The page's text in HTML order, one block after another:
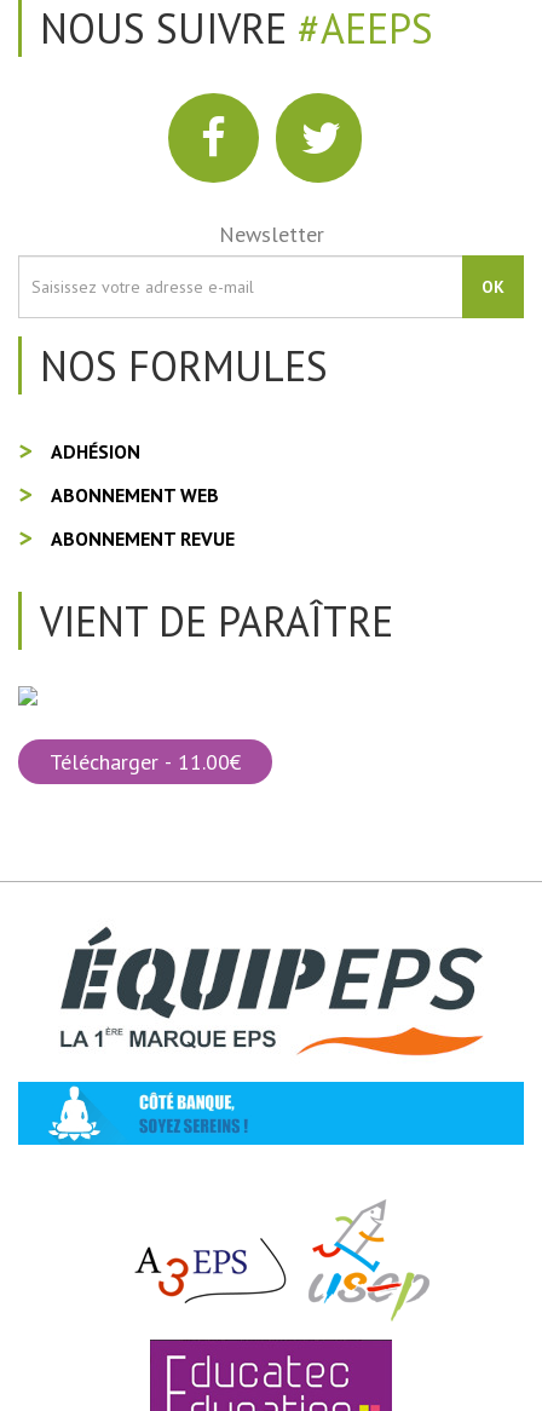
NOUS SUIVRE #AEEPS
Newsletter
OK
NOS FORMULES
ADHÉSION
ABONNEMENT WEB
ABONNEMENT REVUE
VIENT DE PARAÎTRE
Télécharger - 11.00€